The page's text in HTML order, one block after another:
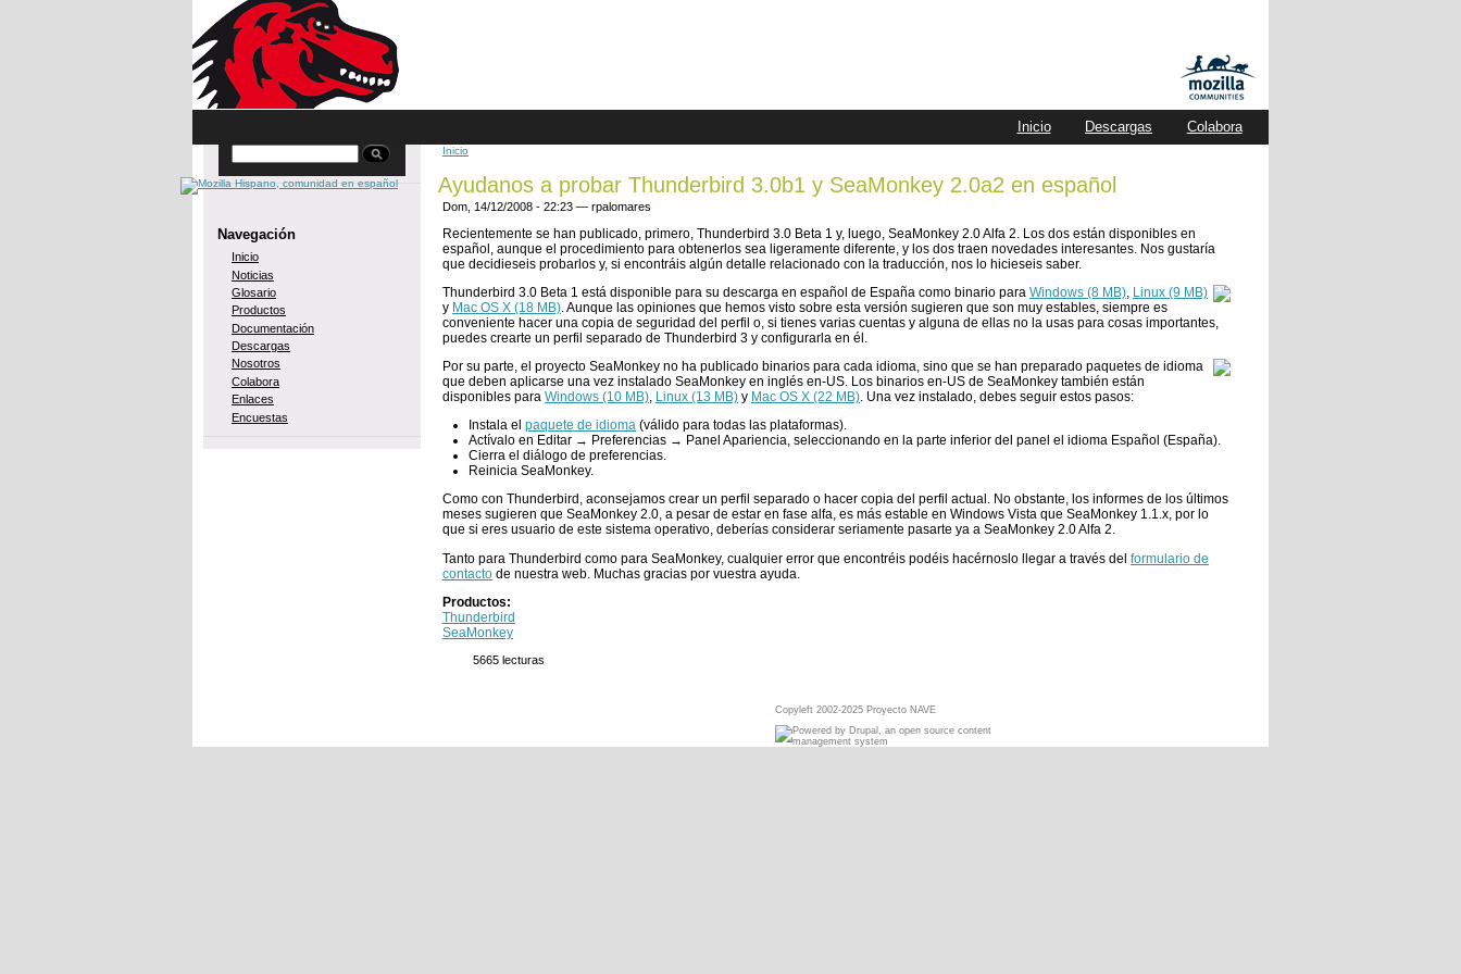
Inicio Descargas Colabora
Navegación
Inicio
Noticias
Glosario
Productos
Documentación
Descargas
Nosotros
Colabora
Enlaces
Encuestas
Inicio
Ayudanos a probar Thunderbird 3.0b1 y SeaMonkey 2.0a2 en español
Dom, 14/12/2008 - 22:23 — rpalomares
Recientemente se han publicado, primero, Thunderbird 3.0 Beta 1 y, luego, SeaMonkey 2.0 Alfa 2. Los dos están disponibles en
español, aunque el procedimiento para obtenerlos sea ligeramente diferente, y los dos traen novedades interesantes. Nos gustaría
que decidieseis probarlos y, si encontráis algún detalle relacionado con la traducción, nos lo hicieseis saber.
Thunderbird 3.0 Beta 1 está disponible para su descarga en español de España como binario para Windows (8 MB), Linux (9 MB)
y Mac OS X (18 MB). Aunque las opiniones que hemos visto sobre esta versión sugieren que son muy estables, siempre es
conveniente hacer una copia de seguridad del perfil o, si tienes varias cuentas y alguna de ellas no la usas para cosas importantes,
puedes crearte un perfil separado de Thunderbird 3 y configurarla en él.
Por su parte, el proyecto SeaMonkey no ha publicado binarios para cada idioma, sino que se han preparado paquetes de idioma
que deben aplicarse una vez instalado SeaMonkey en inglés en-US. Los binarios en-US de SeaMonkey también están
disponibles para Windows (10 MB), Linux (13 MB) y Mac OS X (22 MB). Una vez instalado, debes seguir estos pasos:
Instala elpaquete de idioma (válido para todas las plataformas).
Actívalo en Editar → Preferencias → Panel Apariencia, seleccionando en la parte inferior del panel el idioma Español (España).
Cierra el diálogo de preferencias.
Reinicia SeaMonkey.
Como con Thunderbird, aconsejamos crear un perfil separado o hacer copia del perfil actual. No obstante, los informes de los últimos
meses sugieren que SeaMonkey 2.0, a pesar de estar en fase alfa, es más estable en Windows Vista que SeaMonkey 1.1.x, por lo
que si eres usuario de este sistema operativo, deberías considerar seriamente pasarte ya a SeaMonkey 2.0 Alfa 2.
Tanto para Thunderbird como para SeaMonkey, cualquier error que encontréis podéis hacérnoslo llegar a través del formulario de
contacto de nuestra web. Muchas gracias por vuestra ayuda.
Productos:
Thunderbird
SeaMonkey
5665 lecturas
Copyleft 2002-2025 Proyecto NAVE